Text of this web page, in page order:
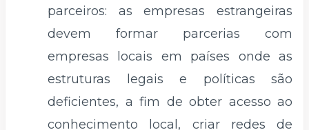
parceiros: as empresas estrangeiras
devem formar parcerias com
empresas locais em países onde as
estruturas legais e políticas são
deficientes, a fim de obter acesso ao
conhecimento local, criar redes de